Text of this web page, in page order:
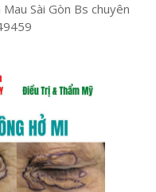
Sài Gòn Bs chuyên